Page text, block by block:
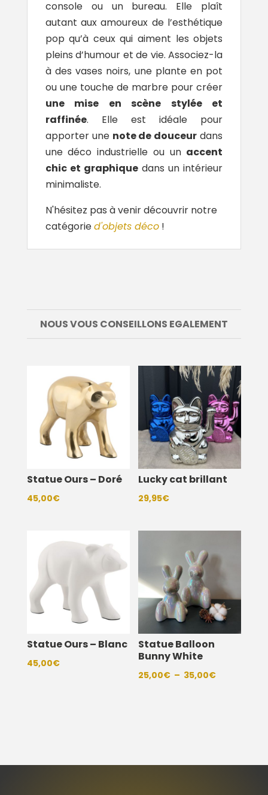
console ou un bureau. Elle plaît
autant aux amoureux de l’esthétique
pop qu’à ceux qui aiment les objets
pleins d’humour et de vie. Associez-la
à des vases noirs, une plante en pot
ou une touche de marbre pour créer
une mise en scène stylée et
raffinée. Elle est idéale pour
apporter une note de douceur dans
une déco industrielle ou un accent
chic et graphiquedans un intérieur
minimaliste.
N'hésitez pas à venir découvrir notre
catégoried'objets déco!
NOUS VOUS CONSEILLONS EGALEMENT
Statue Ours – Doré
45,00€
Lucky cat brillant
29,95€
Statue Ours – Blanc
45,00€
Statue Balloon
Bunny White
25,00€ – 35,00€Plage